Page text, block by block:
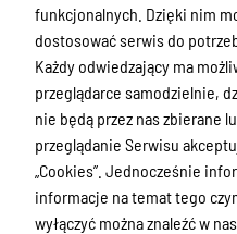
meldunek, dowód,
działalność, alkohol
Budżet, finanse i majątek
Projekt budżetu miasta Olsztyna
Budżet Miasta i jego zmiany
funkcjonalnych. Dzięki nim
dostosować serwis do
Każdy odwiedzający ma
przeglądarce samodzielnie,
nie będą przez nas zbierane
przeglądanie Serwisu
„Cookies”. Jednocześnie
informacje na temat tego
wyłączyć można znaleźć w